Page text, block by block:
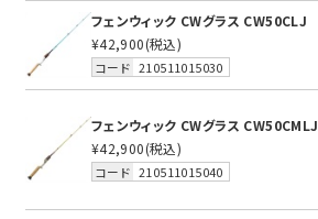
フェンウィック CWグラス CW50CLJ
¥42,900(税込)
コード 210511015030
フェンウィック CWグラス CW50CMLJ
¥42,900(税込)
コード 210511015040